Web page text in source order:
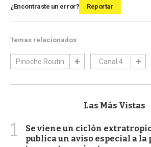
¿Encontraste un error? Reportar
Temas relacionados
Pinocho Routin Canal 4
Las Más Vistas
1
Se viene un ciclón
publica un aviso especial a la